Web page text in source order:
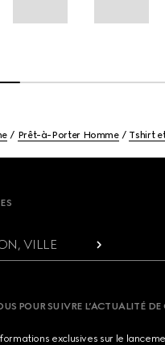
Prêt-à-Porter Homme Tshirt
VILLE
POUR SUIVRE L’ACTUALITÉ DE
exclusives sur le